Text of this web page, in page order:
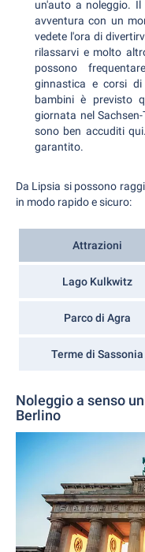
un'auto a noleggio. Il
avventura con un
vedete l'ora di
rilassarvi e molto
possono
ginnastica e corsi di
bambini è previsto
giornata nel
sono ben accuditi
garantito.
Da Lipsia si possono
in modo rapido e sicuro:
Attrazioni
Lago Kulkwitz
Parco di Agra
Terme di Sassonia
Noleggio a senso
Berlino